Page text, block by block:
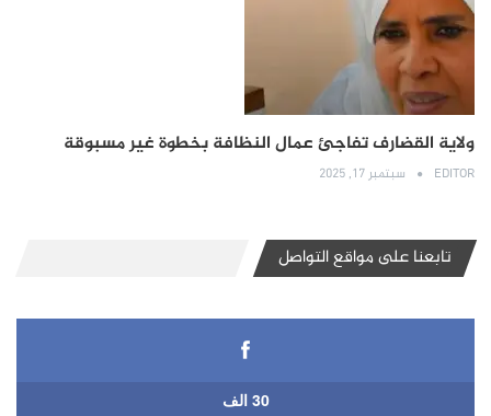
ولاية القضارف تفاجئ عمال النظافة بخطوة غير مسبوقة
EDITOR سبتمبر 17, 2025
تابعنا على مواقع التواصل
30 الف